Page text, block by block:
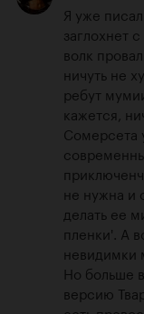
Я уже
заглохнет
волк
ничуть не
ребут
кажется,
Сомерсета
не нужна и
делать ее
пленки'. А
невидимки
Но больше
версию